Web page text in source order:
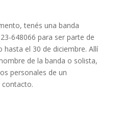
tenés una banda
648066 para ser parte de
hasta el 30 de diciembre. Allí
de la banda o solista,
personales de un